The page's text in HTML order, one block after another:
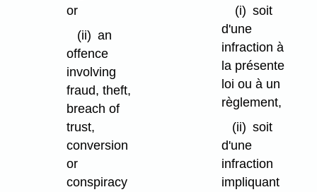
or
(ii) an
offence
involving
fraud, theft,
breach of
trust,
conversion
or
conspiracy
(i) soit
d'une
infraction à
la présente
loi ou à un
règlement,
(ii) soit
d'une
infraction
impliquant